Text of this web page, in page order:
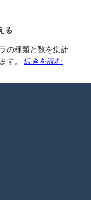
る
の種類と数を集計
す。 続きを読む